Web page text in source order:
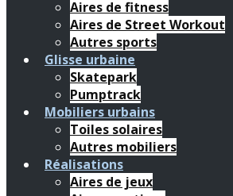
Aires de fitness
Aires de Street Workout
Autres sports
Glisse urbaine
Skatepark
Pumptrack
Mobiliers urbains
Toiles solaires
Autres mobiliers
Réalisations
Aires de jeux